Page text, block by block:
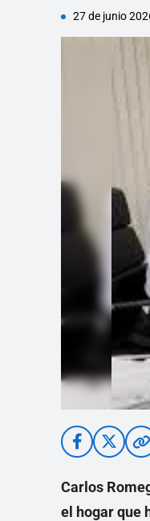
27 de junio
Carlos
el hogar que